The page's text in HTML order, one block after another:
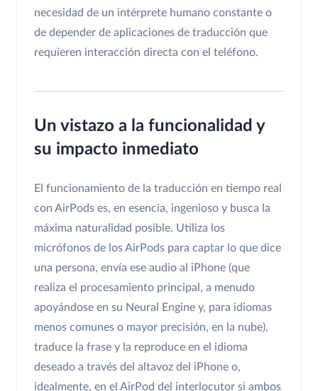
necesidad de un intérprete humano constante o
de depender de aplicaciones de traducción que
requieren interacción directa con el teléfono.
Un vistazo a la funcionalidad y
su impacto inmediato
El funcionamiento de la traducción en tiempo real
con AirPods es, en esencia, ingenioso y busca la
máxima naturalidad posible. Utiliza los
micrófonos de los AirPods para captar lo que dice
una persona, envía ese audio al iPhone (que
realiza el procesamiento principal, a menudo
apoyándose en su Neural Engine y, para idiomas
menos comunes o mayor precisión, en la nube),
traduce la frase y la reproduce en el idioma
deseado a través del altavoz del iPhone o,
idealmente, en el AirPod del interlocutor si ambos